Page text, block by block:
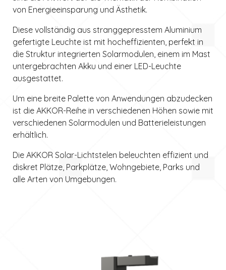
von Energieeinsparung und Ästhetik.
Diese vollständig aus stranggepresstem Aluminium
gefertigte Leuchte ist mit hocheffizienten, perfekt in
die Struktur integrierten Solarmodulen, einem im Mast
untergebrachten Akku und einer LED-Leuchte
ausgestattet.
Um eine breite Palette von Anwendungen abzudecken
ist die AKKOR-Reihe in verschiedenen Höhen sowie mit
verschiedenen Solarmodulen und Batterieleistungen
erhältlich.
Die AKKOR Solar-Lichtstelen beleuchten effizient und
diskret Plätze, Parkplätze, Wohngebiete, Parks und
alle Arten von Umgebungen.